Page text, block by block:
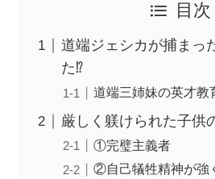
目次
道端ジェシカが捕まっ
た⁉
道端三姉妹の英才教
厳しく躾けられた子供
①完璧主義者
②自己犠牲精神が強